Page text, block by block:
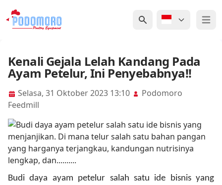
Open
Kenali Gejala Lelah Kandang Pada
Ayam Petelur, Ini Penyebabnya!!
Selasa, 31 Oktober 2023 13:10
Podomoro
Feedmill
Budi daya ayam petelur salah satu ide bisnis yang